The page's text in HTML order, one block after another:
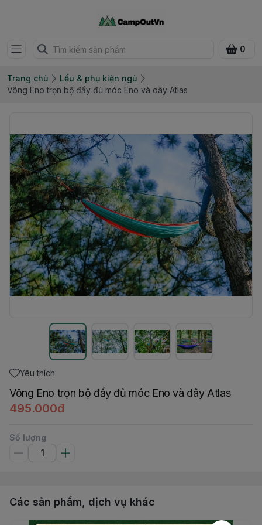
0
Trang chủ
Lều & phụ kiện ngủ
Võng Eno trọn bộ đầy đủ móc Eno và dây Atlas
Yêu thích
Võng Eno trọn bộ đầy đủ móc Eno và dây Atlas
495.000đ
Số lượng
Các sản phẩm, dịch vụ khác